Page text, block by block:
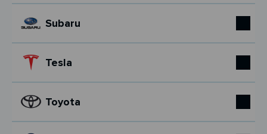
Subaru
Tesla
Toyota